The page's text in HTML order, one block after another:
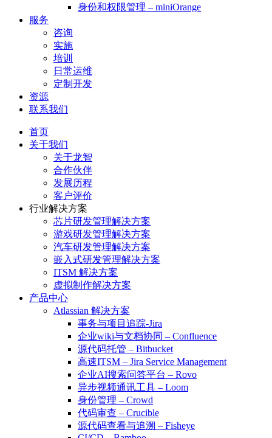
身份和权限管理 – miniOrange
服务
咨询
实施
培训
日常运维
定制开发
资源
联系我们
首页
关于我们
关于龙智
合作伙伴
发展历程
客户评价
行业解决方案
芯片研发管理解决方案
游戏研发管理解决方案
汽车研发管理解决方案
嵌入式研发管理解决方案
ITSM 解决方案
虚拟制作解决方案
产品中心
Atlassian 解决方案
事务与项目追踪-Jira
企业wiki与文档协同 – Confluence
源代码托管 – Bitbucket
高速ITSM – Jira Service Management
企业AI搜索问答平台 – Rovo
异步视频通讯工具 – Loom
身份管理 – Crowd
代码审查 – Crucible
源代码查看与追溯 – Fisheye